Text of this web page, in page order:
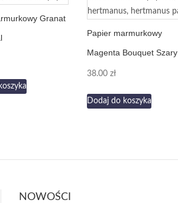
Granat
Papier marmurkowy
Magenta Bouquet Szary
38.00zł
Dodaj do koszyka
NOWOŚCI